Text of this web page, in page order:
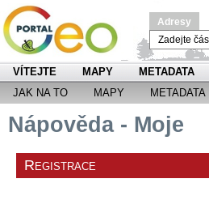
Adresy
VÍTEJTE MAPY METADATA
JAK NA TO
MAPY METADATA
Nápověda - Moje
Registrace